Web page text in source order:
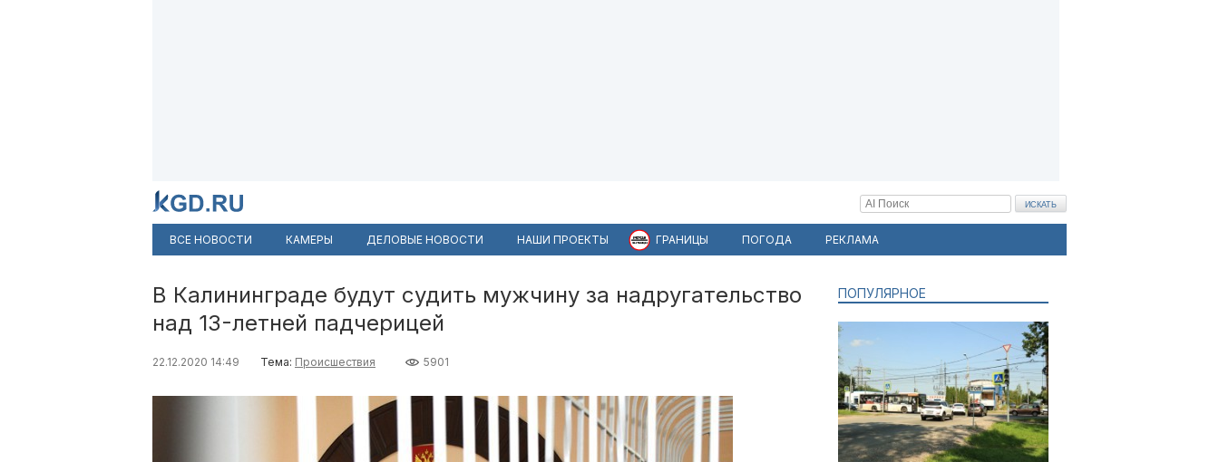
ВСЕ НОВОСТИ КАМЕРЫ ДЕЛОВЫЕ НОВОСТИ НАШИ ПРОЕКТЫ ГРАНИЦЫ ПОГОДА РЕКЛАМА
В Калининграде будут судить мужчину за надругательство
над 13-летней падчерицей
22.12.2020 14:49 Тема: Происшествия 5901
ПОПУЛЯРНОЕ